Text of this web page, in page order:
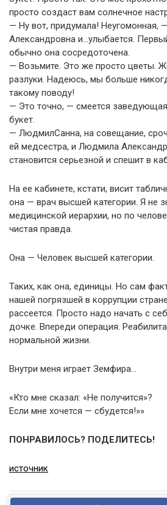
просто создаст вам солнечное
— Ну вот, придумала! Неугомонная,
Александровна и…улыбается.
обычно она сосредоточена.
— Возьмите. Это же просто цветы.
разлуки. Надеюсь, мы больше
такому поводу!
— Это точно, — смеется
букет.
— ЛюдмилСанна, на совещание,
ей медсестра, и Людмила
становится серьезной и спешит в
На ее кабинете, кстати, висит
она — врач высшей категории. Я не
медицинской иерархии, но по
чистая правда.
Она — Человек высшей категории.
Таких, как она, единицы. Но сам
нашей погрязшей в коррупции
рассеется. Просто надо начать с
дочке. Впереди операция.
нормальной жизни.
Внутри меня играет Земфира…
«Кто мне сказал: «Не получится»?
Если мне хочется — сбудется!»»
ПОНРАВИЛОСЬ? ПОДЕЛИТЕСЬ!
источник